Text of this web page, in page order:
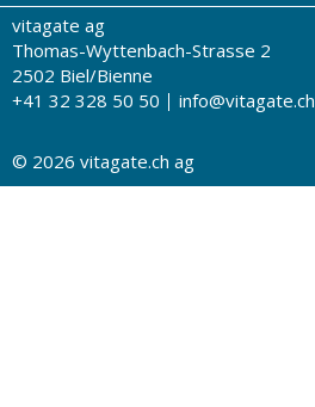
Therapien von A-Z
Gesundheit zum Hören
Gesundheitstests
Drogistenstern
Drogeriesuche
Partner-Drogerien
Kontakt
Impressum
Über uns
Nutzungsbestimmungen
Werbung auf vitagate.ch
vitagate ag
Thomas-Wyttenbach-Strasse 2
2502 Biel/Bienne
+41 32 328 50 50
info@vitagate.ch
© 2026 vitagate.ch ag